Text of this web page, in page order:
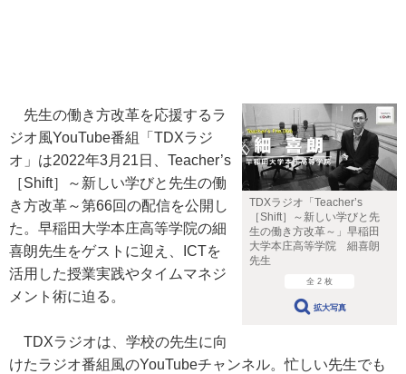
TDXラジオ「Teacher’s
［Shift］～新しい学びと先
生の働き方改革～」早稲田
大学本庄高等学院 細喜朗
先生
全 2 枚
拡大写真
先生の働き方改革を応援するラ
ジオ風YouTube番組「TDXラジ
オ」は2022年3月21日、Teacher’s
［Shift］～新しい学びと先生の働
き方改革～第66回の配信を公開し
た。早稲田大学本庄高等学院の細
喜朗先生をゲストに迎え、ICTを
活用した授業実践やタイムマネジ
メント術に迫る。
TDXラジオは、学校の先生に向
けたラジオ番組風のYouTubeチャンネル。忙しい先生でも